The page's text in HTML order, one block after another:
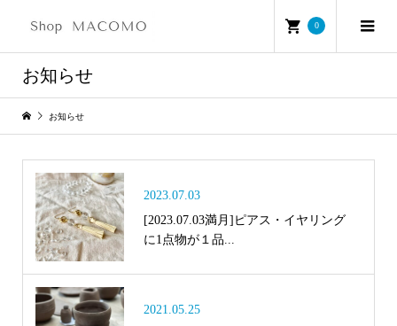
0
お知らせ
お知らせ
2023.07.03
[2023.07.03満月]ピアス・イヤリング
に1点物が１品...
2021.05.25